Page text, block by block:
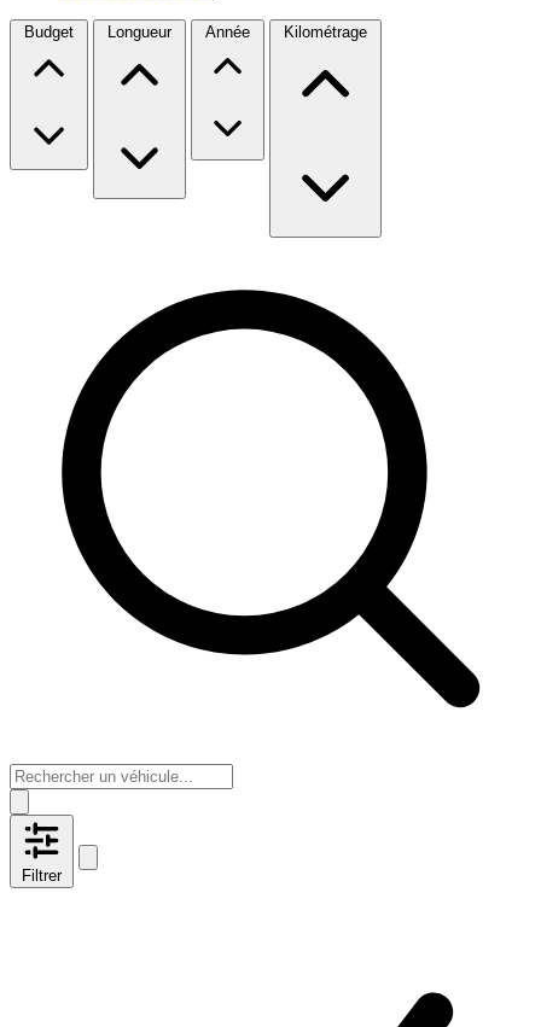
Budget Longueur Année Kilométrage
Filtrer